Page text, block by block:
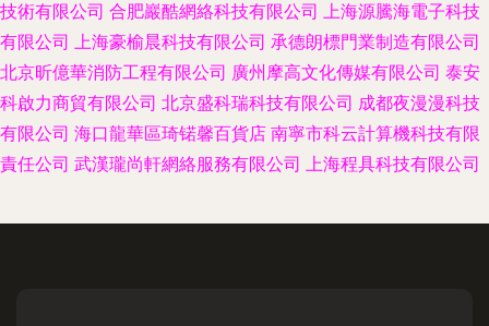
技術有限公司 合肥巖酷網絡科技有限公司 上海源騰海電子科技
有限公司 上海豪榆晨科技有限公司 承德朗標門業制造有限公司
北京昕億華消防工程有限公司 廣州摩高文化傳媒有限公司 泰安
科啟力商貿有限公司 北京盛科瑞科技有限公司 成都夜漫漫科技
有限公司 海口龍華區琦锘馨百貨店 南寧市科云計算機科技有限
責任公司 武漢瓏尚軒網絡服務有限公司 上海程具科技有限公司